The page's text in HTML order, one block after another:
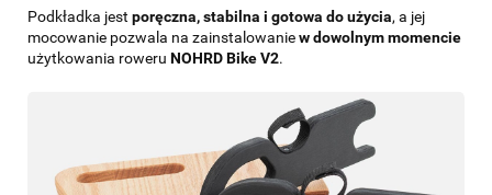
Podkładka jest poręczna, stabilna i gotowa do użycia, a jej
mocowanie pozwala na zainstalowaniew dowolnym momencie
użytkowania roweru NOHRD Bike V2.